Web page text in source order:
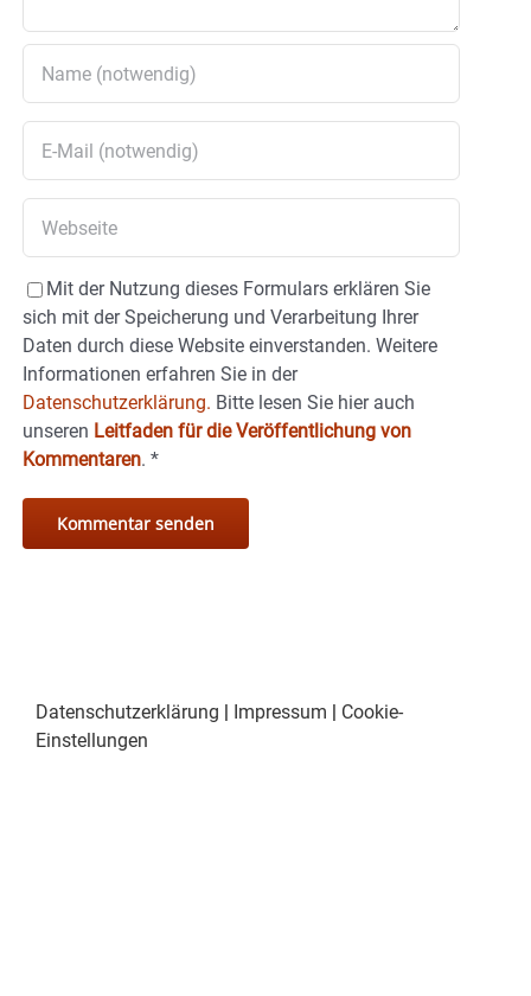
Mit der Nutzung dieses Formulars erklären Sie
sich mit der Speicherung und Verarbeitung Ihrer
Daten durch diese Website einverstanden. Weitere
Informationen erfahren Sie in der
Datenschutzerklärung. Bitte lesen Sie hier auch
unseren Leitfaden für die Veröffentlichung von
Kommentaren. *
Datenschutzerklärung Impressum
Cookie-
Einstellungen